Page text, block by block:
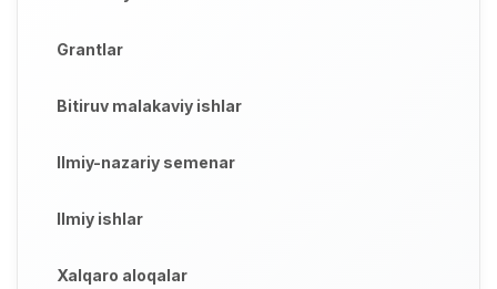
Grantlar
Bitiruv malakaviy ishlar
Ilmiy-nazariy semenar
Ilmiy ishlar
Xalqaro aloqalar